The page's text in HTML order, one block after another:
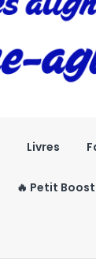
Livres
🔥 Petit Boost